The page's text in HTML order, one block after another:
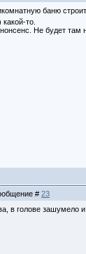
баню
то.
Не будет там
# 23
в голове зашумело